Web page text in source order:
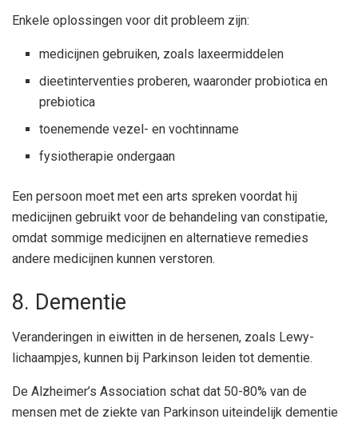
Enkele oplossingen voor dit probleem zijn:
medicijnen gebruiken, zoals laxeermiddelen
dieetinterventies proberen, waaronder probiotica en
prebiotica
toenemende vezel- en vochtinname
fysiotherapie ondergaan
Een persoon moet met een arts spreken voordat hij
medicijnen gebruikt voor de behandeling van constipatie,
omdat sommige medicijnen en alternatieve remedies
andere medicijnen kunnen verstoren.
8. Dementie
Veranderingen in eiwitten in de hersenen, zoals Lewy-
lichaampjes, kunnen bij Parkinson leiden tot dementie.
De Alzheimer’s Association schat dat 50-80% van de
mensen met de ziekte van Parkinson uiteindelijk dementie